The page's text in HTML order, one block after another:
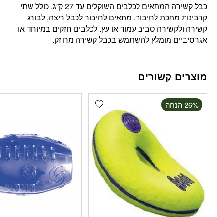
כבל קשירה המתאים לכלבים השוקלים עד 27 ק”ג. כולל שתי
קרבינות מתכת לחיבור. מתאים לחיבור לכבל ריצה, לבורג
קשירה ולקשירה סביב עמוד או עץ. לכלבים חזקים במיוחד או
אגרסיביים מומלץ להשתמש בכבל קשירה מחוזק.
מוצרים קשורים
Add wishlist ‫26% הנחה